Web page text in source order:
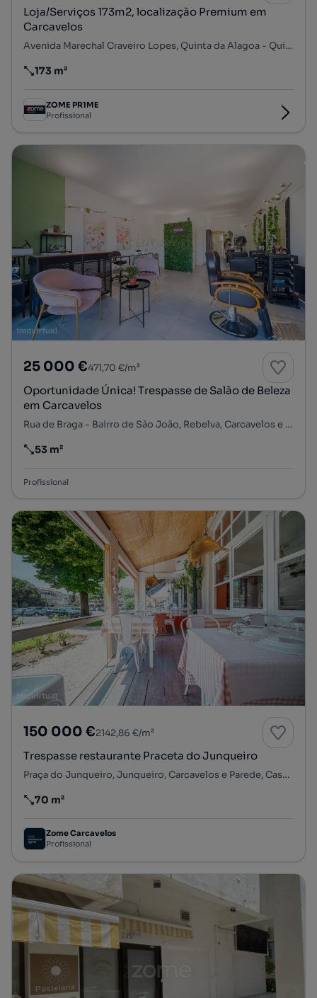
Loja/Serviços 173m2, localização Premium em
Carcavelos
Avenida Marechal Craveiro Lopes, Quinta da Alagoa - Quinta do Barão, Carcavelos e Parede, Cascais, Lisboa
Preço por metro quadrado
173 m²
ZOME PR1ME
Profissional
25 000 €471,70 €/m²
Oportunidade Única! Trespasse de Salão de Beleza
em Carcavelos
Rua de Braga - Bairro de São João, Rebelva, Carcavelos e Parede, Cascais, Lisboa
Preço por metro quadrado
53 m²
Profissional
150 000 €2142,86 €/m²
Trespasse restaurante Praceta do Junqueiro
Praça do Junqueiro, Junqueiro, Carcavelos e Parede, Cascais, Lisboa
Preço por metro quadrado
70 m²
Zome Carcavelos
Profissional